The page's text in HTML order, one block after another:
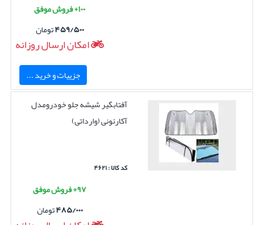
۱۰۰+ فروش موفق
۴۵۹/۵۰۰تومان
امکان ارسال روزانه
جزییات و خرید ...
آفتابگیر شیشه جلو خودرومدل
آکارئونی (وارداتی)
کد کالا : ۴۶۲۱
۹۷+ فروش موفق
۴۸۵/۰۰۰تومان